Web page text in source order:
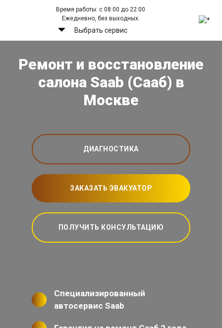
Время работы: с 08:00 до 22:00
Ежедневно, без выходных.
Выбрать сервис
Ремонт и восстановление
салона Saab (Сааб) в
Москве
ДИАГНОСТИКА
ЗАКАЗАТЬ ЭВАКУАТОР
ПОЛУЧИТЬ КОНСУЛЬТАЦИЮ
Специализированный
автосервис Saab